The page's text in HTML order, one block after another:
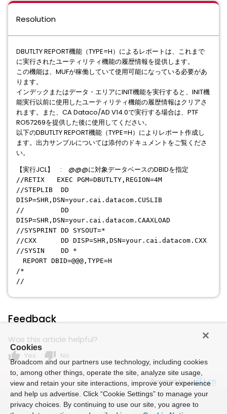
Resolution
DBUTLTY REPORT機能（TYPE=H）によるレポートは、これまで
に実行されたユーティリティ機能の履歴情報を提供します。
この機能は、MUFが稼働していて使用可能になっている必要があ
ります。
インデックまたはデータ・エリアにINIT機能を実行すると、INIT機
能実行以前に使用したユーティリティ機能の履歴情報はクリアさ
れます。また、CA Dataco/AD V14.0で実行する場合は、PTF
RO57269を提供した後に使用してください。
以下のDBUTLTY REPORT機能（TYPE=H）によりレポート作成し
ます。出力サンプルについては添付のドキュメントをご覧くださ
い。
【実行JCL】 : @@@に対象データベースのDBIDを指定
//RETIX EXEC PGM=DBUTLTY,REGION=4M
//STEPLIB DD
DISP=SHR,DSN=your.cai.datacom.CUSLIB
// DD
DISP=SHR,DSN=your.cai.datacom.CAAXLOAD
//SYSPRINT DD SYSOUT=*
//CXX DD DISP=SHR,DSN=your.cai.datacom.CXX
//SYSIN DD *
REPORT DBID=@@@,TYPE=H
/*
//
Feedback
Was this article helpful?
thumb_up Yes thumb_down No
Powered by
Cookies
Broadcom and our partners use technology, including cookies
to, among other things, operate the site, analyze site usage,
view and retain your site interactions, improve your experience
and help us advertise. Click “Cookie Settings” to manage your
privacy choices. By continuing to use our site, you agree to